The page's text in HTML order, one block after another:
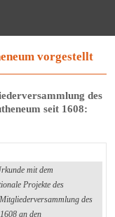
vorgestellt
des
seit 1608:
mit dem
Projekte des
des
an den